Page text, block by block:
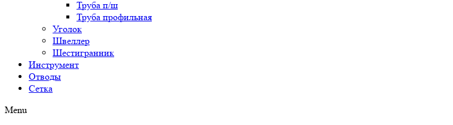
Труба п/ш
Труба профильная
Уголок
Швеллер
Шестигранник
Инструмент
Отводы
Сетка
Menu